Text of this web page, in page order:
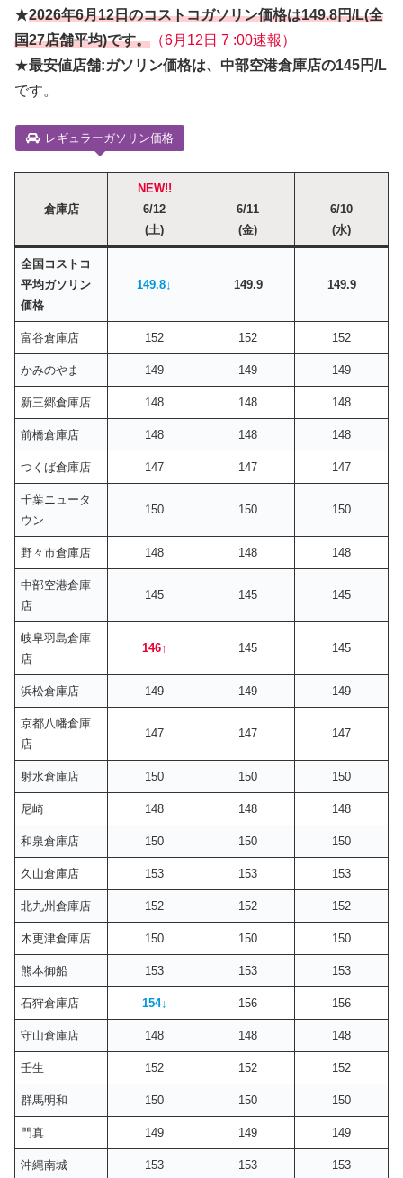
★2026年6月12日のコストコガソリン価格は149.8円/L(全
国27店舗平均)です。 （6月12日 7 :00速報）
★最安値店舗:ガソリン価格は、中部空港倉庫店の145円/L
です。
レギュラーガソリン価格
倉庫店
NEW!!
6/12
(土)
6/11
(金)
6/10
(水)
全国コストコ
平均ガソリン
価格
149.8↓ 149.9 149.9
富谷倉庫店 152 152 152
かみのやま 149 149 149
新三郷倉庫店 148 148 148
前橋倉庫店 148 148 148
つくば倉庫店 147 147 147
千葉ニュータ
ウン
150 150 150
野々市倉庫店 148 148 148
中部空港倉庫
店
145 145 145
岐阜羽島倉庫
店
146↑ 145 145
浜松倉庫店 149 149 149
京都八幡倉庫
店
147 147 147
射水倉庫店 150 150 150
尼崎 148 148 148
和泉倉庫店 150 150 150
久山倉庫店 153 153 153
北九州倉庫店 152 152 152
木更津倉庫店 150 150 150
熊本御船 153 153 153
石狩倉庫店 154↓ 156 156
守山倉庫店 148 148 148
壬生 152 152 152
群馬明和 150 150 150
門真 149 149 149
沖縄南城 153 153 153